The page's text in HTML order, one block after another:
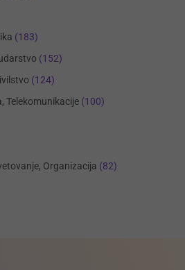
(183)
(152)
(124)
Telekomunikacije (100)
Organizacija (82)